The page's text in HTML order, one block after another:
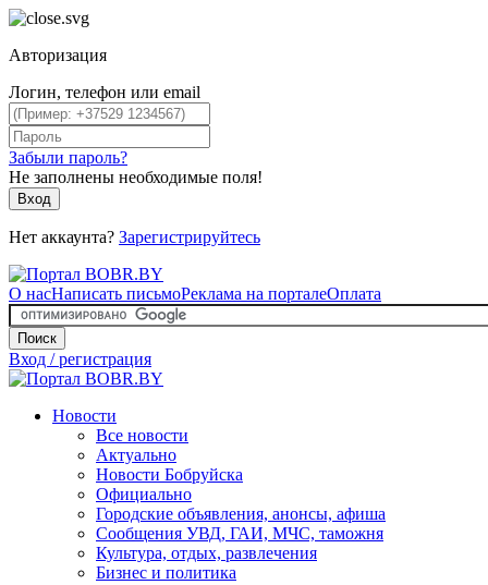
Авторизация
Логин, телефон или email
Забыли пароль?
Не заполнены необходимые поля!
Вход
Нет аккаунта? Зарегистрируйтесь
О насНаписать письмоРеклама на порталеОплата
Поиск
Вход / регистрация
Новости
Все новости
Актуально
Новости Бобруйска
Официально
Городские объявления, анонсы, афиша
Сообщения УВД, ГАИ, МЧС, таможня
Культура, отдых, развлечения
Бизнес и политика